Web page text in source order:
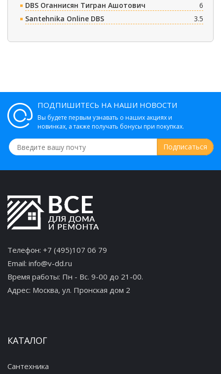
DBS Оганнисян Тигран Ашотович
6
Santehnika Online DBS
3.5
ПОДПИШИТЕСЬ НА НАШИ НОВОСТИ
Вы будете первым узнавать о наших акциях и
новинках, а также получать бонусы при покупках.
Телефон: +7 (495)107 06 79
Email: info@v-dd.ru
Время работы: Пн - Вс. 9-00 до 21-00.
Адрес: Москва, ул. Пронская дом 2
КАТАЛОГ
Сантехника